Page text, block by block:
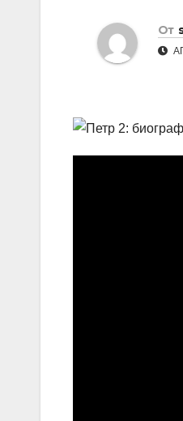
От